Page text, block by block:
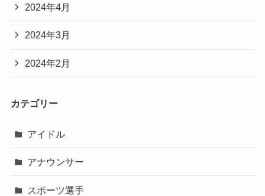
2024年4月
2024年3月
2024年2月
カテゴリー
アイドル
アナウンサー
スポーツ選手